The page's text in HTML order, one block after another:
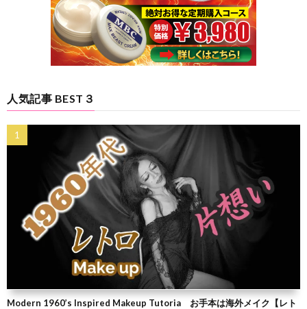
人気記事 BEST３
Modern 1960’s Inspired Makeup Tutoria お手本は海外メイク【レト